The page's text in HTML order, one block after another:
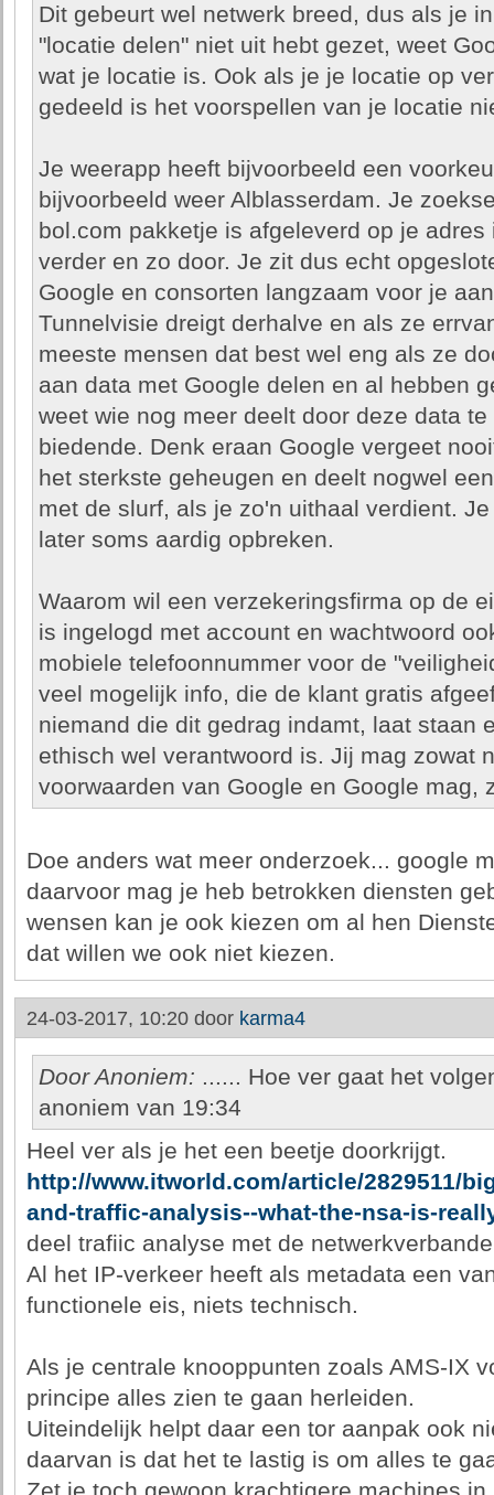
Dit gebeurt wel netwerk breed, dus als je
"locatie delen" niet uit hebt gezet, weet
wat je locatie is. Ook als je je locatie op
gedeeld is het voorspellen van je locatie
Je weerapp heeft bijvoorbeeld een
bijvoorbeeld weer Alblasserdam. Je
bol.com pakketje is afgeleverd op je
verder en zo door. Je zit dus echt
Google en consorten langzaam voor je
Tunnelvisie dreigt derhalve en als ze
meeste mensen dat best wel eng als ze
aan data met Google delen en al hebben
weet wie nog meer deelt door deze data
biedende. Denk eraan Google vergeet
het sterkste geheugen en deelt nogwel
met de slurf, als je zo'n uithaal verdient.
later soms aardig opbreken.
Waarom wil een verzekeringsfirma op de
is ingelogd met account en wachtwoord
mobiele telefoonnummer voor de
veel mogelijk info, die de klant gratis
niemand die dit gedrag indamt, laat staan
ethisch wel verantwoord is. Jij mag zowat
voorwaarden van Google en Google mag,
Doe anders wat meer onderzoek... google
daarvoor mag je heb betrokken diensten
wensen kan je ook kiezen om al hen
dat willen we ook niet kiezen.
24-03-2017, 10:20 door karma4
Door Anoniem: ...... Hoe ver gaat het
anoniem van 19:34
Heel ver als je het een beetje doorkrijgt.
http://www.itworld.com/article/2829511/
and-traffic-analysis--what-the-nsa-is-
deel trafiic analyse met de
Al het IP-verkeer heeft als metadata een
functionele eis, niets technisch.
Als je centrale knooppunten zoals AMS-IX
principe alles zien te gaan herleiden.
Uiteindelijk helpt daar een tor aanpak ook
daarvan is dat het te lastig is om alles te